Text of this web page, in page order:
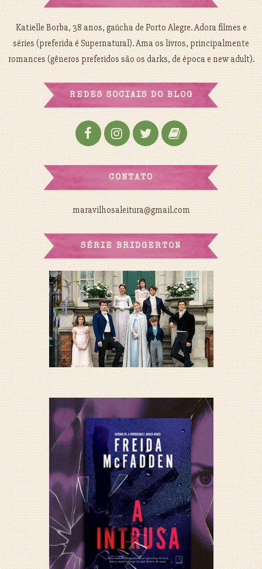
Katielle Borba, 38 anos, gaúcha de Porto Alegre. Adora filmes e
séries (preferida é Supernatural). Ama os livros, principalmente
romances (gêneros preferidos são os darks, de época e new adult).
REDES SOCIAIS DO BLOG
CONTATO
maravilhosaleitura@gmail.com
SÉRIE BRIDGERTON